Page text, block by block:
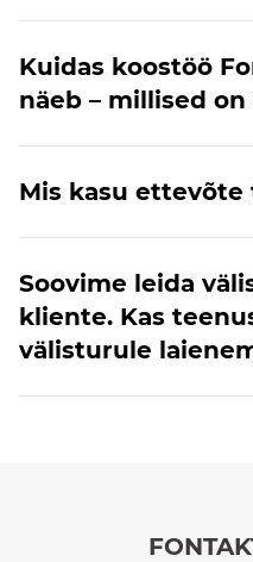
Kuidas koostöö
näeb – millised
Mis kasu ettevõte
Soovime leida
kliente. Kas
välisturule